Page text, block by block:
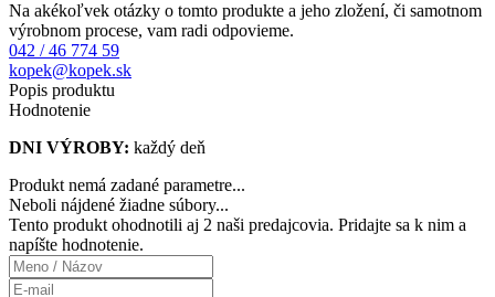
Na akékoľvek otázky o tomto produkte a jeho zložení, či samotnom
výrobnom procese, vam radi odpovieme.
042 / 46 774 59
kopek@kopek.sk
Popis produktu
Hodnotenie
DNI VÝROBY: každý deň
Produkt nemá zadané parametre...
Neboli nájdené žiadne súbory...
Tento produkt ohodnotili aj 2 naši predajcovia. Pridajte sa k nim a
napíšte hodnotenie.